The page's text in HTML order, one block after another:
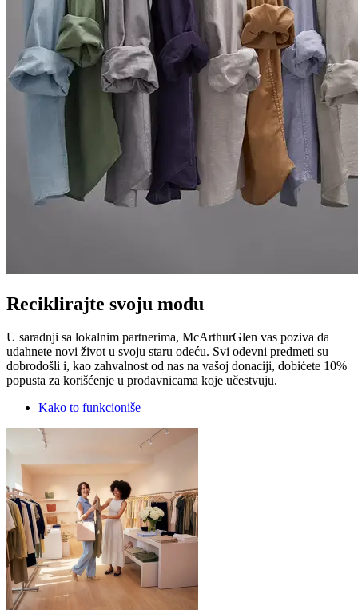
Reciklirajte svoju modu
U saradnji sa lokalnim partnerima, McArthurGlen vas poziva da
udahnete novi život u svoju staru odeću. Svi odevni predmeti su
dobrodošli i, kao zahvalnost od nas na vašoj donaciji, dobićete 10%
popusta za korišćenje u prodavnicama koje učestvuju.
Kako to funkcioniše